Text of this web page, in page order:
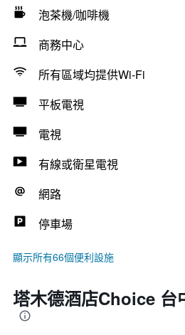
泡茶機/咖啡機
商務中心
所有區域均提供Wi-Fi
平板電視
電視
有線或衛星電視
網路
停車場
顯示所有66個便利設施
塔木德酒店Choice 台